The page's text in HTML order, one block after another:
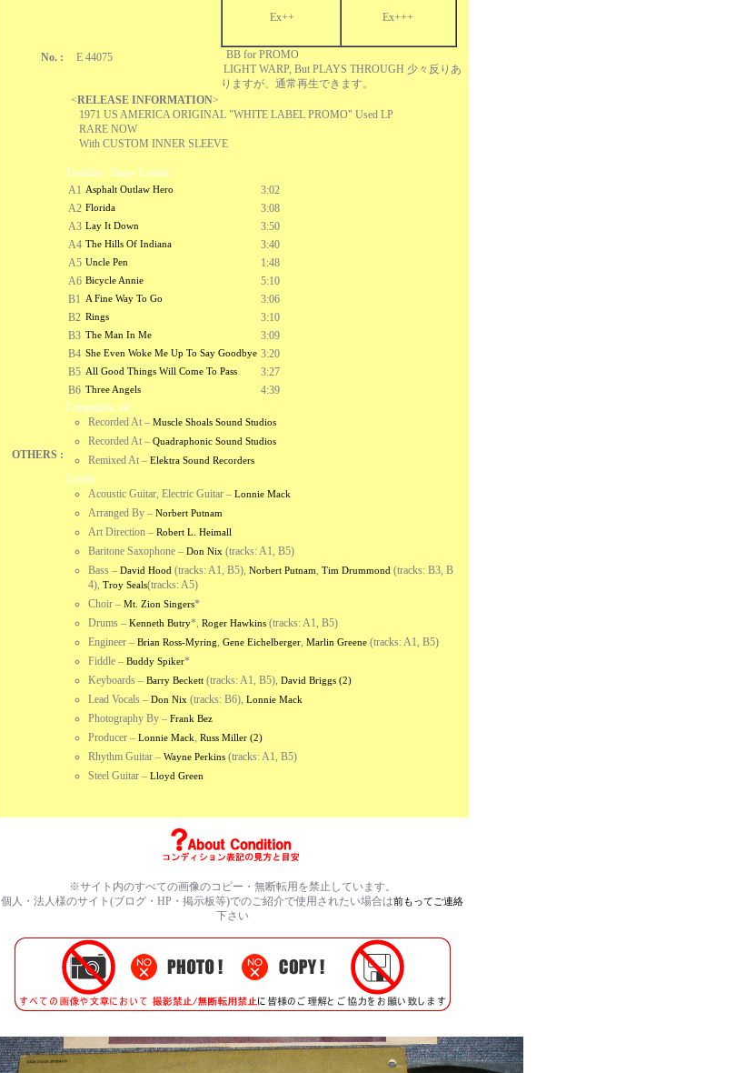
Ex++ Ex+++
BB for PROMO
LIGHT WARP, But PLAYS THROUGH 少々反りあ
りますが、通常再生できます。
No. : E 44075
OTHERS :
<RELEASE INFORMATION>
1971 US AMERICA ORIGINAL "WHITE LABEL PROMO" Used LP
RARE NOW
With CUSTOM INNER SLEEVE
Tracklist
Show Credits
A1 Asphalt Outlaw Hero
3:02
A2 Florida
3:08
A3 Lay It Down
3:50
A4 The Hills Of Indiana
3:40
A5 Uncle Pen
1:48
A6 Bicycle Annie
5:10
B1 A Fine Way To Go
3:06
B2 Rings
3:10
B3 The Man In Me
3:09
B4 She Even Woke Me Up To Say Goodbye 3:20
B5 All Good Things Will Come To Pass
3:27
B6 Three Angels
4:39
Companies, etc.
Recorded At– Muscle Shoals Sound Studios
Recorded At– Quadraphonic Sound Studios
Remixed At– Elektra Sound Recorders
Credits
Acoustic Guitar, Electric Guitar– Lonnie Mack
Arranged By– Norbert Putnam
Art Direction– Robert L. Heimall
Baritone Saxophone– Don Nix(tracks: A1, B5)
Bass– David Hood(tracks: A1, B5), Norbert Putnam, Tim Drummond(tracks: B3, B
4), Troy Seals(tracks: A5)
Choir– Mt. Zion Singers*
Drums– Kenneth Butry*, Roger Hawkins(tracks: A1, B5)
Engineer– Brian Ross-Myring, Gene Eichelberger, Marlin Greene(tracks: A1, B5)
Fiddle– Buddy Spiker*
Keyboards– Barry Beckett(tracks: A1, B5), David Briggs (2)
Lead Vocals– Don Nix(tracks: B6), Lonnie Mack
Photography By– Frank Bez
Producer– Lonnie Mack, Russ Miller (2)
Rhythm Guitar– Wayne Perkins(tracks: A1, B5)
Steel Guitar– Lloyd Green
※サイト内のすべての画像のコピー・無断転用を禁止 しています。
個人・法人様のサイト(ブログ・HP・掲示板等)でのご紹介で使用されたい場合は前もってご連絡
下さい